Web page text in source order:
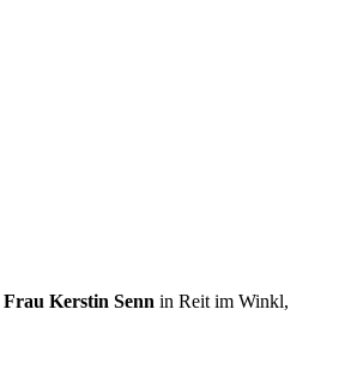
Frau Kerstin Senn in Reit im Winkl,